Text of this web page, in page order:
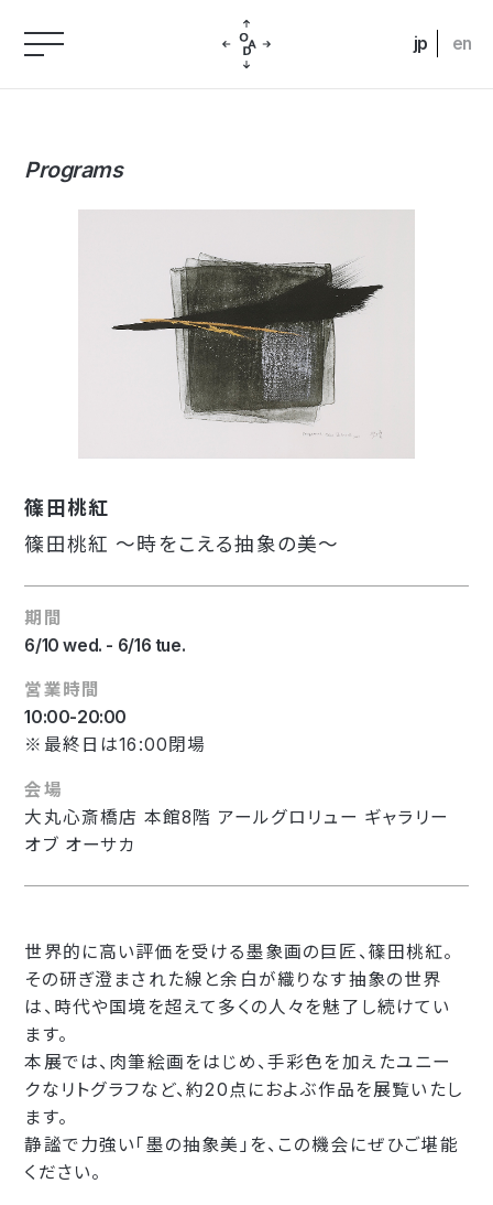
jp en
Programs
篠田桃紅
篠田桃紅 〜時をこえる抽象の美〜
期間
6/10 wed. - 6/16 tue.
営業時間
10:00-20:00
※最終日は16:00閉場
会場
大丸心斎橋店 本館8階 アールグロリュー ギャラリー
オブ オーサカ
世界的に高い評価を受ける墨象画の巨匠、篠田桃紅。
その研ぎ澄まされた線と余白が織りなす抽象の世界
は、時代や国境を超えて多くの人々を魅了し続けてい
ます。
本展では、肉筆絵画をはじめ、手彩色を加えたユニー
クなリトグラフなど、約20点におよぶ作品を展覧いたし
ます。
静謐で力強い「墨の抽象美」を、この機会にぜひご堪能
ください。